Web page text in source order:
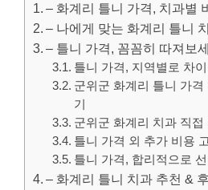
– 화계리 틀니 가격, 치과별
– 나에게 맞는 화계리 틀니
– 틀니 가격, 꼼꼼히 따져보
틀니 가격, 지역별로 차
군위군 화계리 틀니 가
기
군위군 화계리 치과 직접
틀니 가격 외 추가 비용
틀니 가격, 합리적으로 선
– 화계리 틀니 치과 추천 &